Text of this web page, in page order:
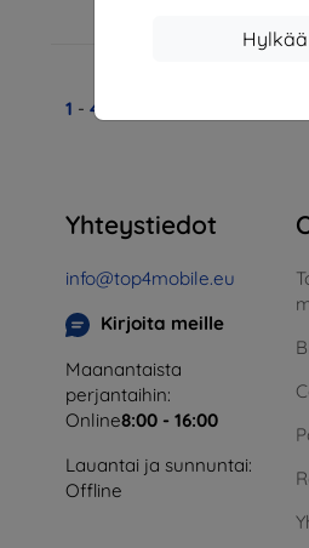
Hylkää
Varastossa > 5 kpl
1 - 4
Yhteystiedot
info@top4mobile.eu
Kirjoita meille
Maanantaista
perjantaihin:
Online8:00 - 16:00
Lauantai ja sunnuntai:
Offline